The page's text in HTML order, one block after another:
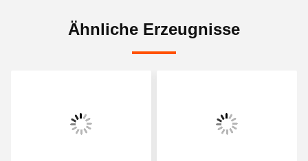
Ähnliche Erzeugnisse